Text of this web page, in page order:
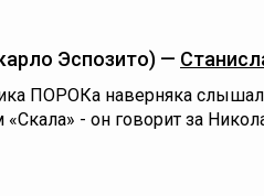
Эспозито) —
ПОРОКа наверняка
- он говорит за